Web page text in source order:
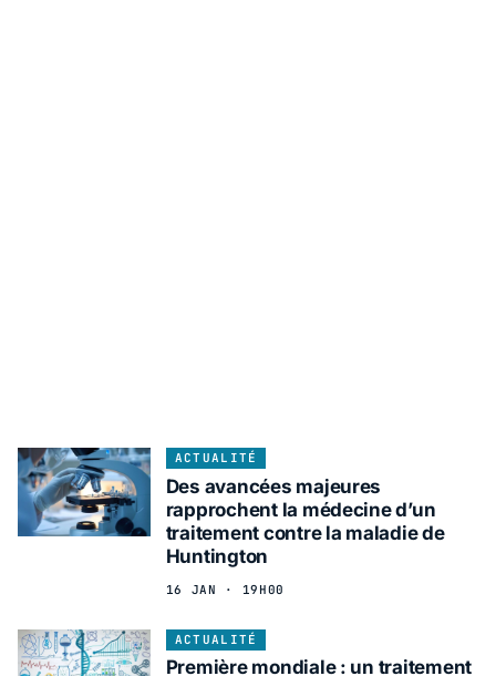
ACTUALITÉ
Des avancées majeures
rapprochent la médecine d’un
traitement contre la maladie de
Huntington
16 JAN · 19H00
ACTUALITÉ
Première mondiale : un traitement